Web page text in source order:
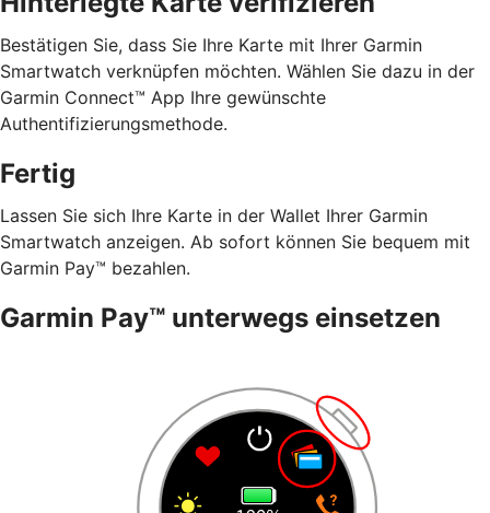
Bestätigen Sie, dass Sie Ihre Karte mit Ihrer Garmin
Smartwatch verknüpfen möchten. Wählen Sie dazu in der
Garmin Connect™ App Ihre gewünschte
Authentifizierungsmethode.
Fertig
Lassen Sie sich Ihre Karte in der Wallet Ihrer Garmin
Smartwatch anzeigen. Ab sofort können Sie bequem mit
Garmin Pay™ bezahlen.
Garmin Pay™ unterwegs einsetzen